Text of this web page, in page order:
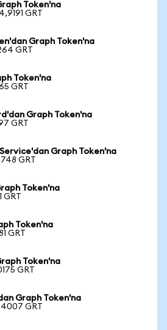
Token'na
GRT
Graph Token'na
GRT
Token'na
GRT
Graph Token'na
GRT
Graph Token'na
GRT
Token'na
GRT
Token'na
GRT
Token'na
GRT
Graph Token'na
GRT